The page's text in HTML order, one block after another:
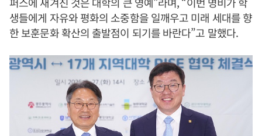
생들에게 자유와 평화의 소중함을 일깨우고 미래 세대를 향
한 보훈문화 확산의 출발점이 되기를 바란다”고 말했다.